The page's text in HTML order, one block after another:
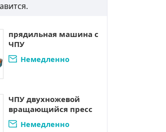
прядильная машина с
ЧПУ
 Немедленно
ЧПУ двухножевой
вращающийся пресс
 Немедленно